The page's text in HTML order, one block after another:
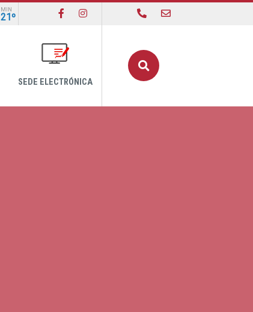
MIN
21º
SEDE ELECTRÓNICA